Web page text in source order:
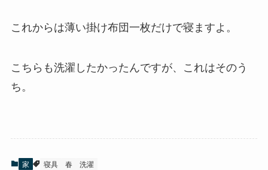
これからは薄い掛け布団一枚だけで寝ますよ。
こちらも洗濯したかったんですが、これはそのう
ち。
家 寝具 春 洗濯